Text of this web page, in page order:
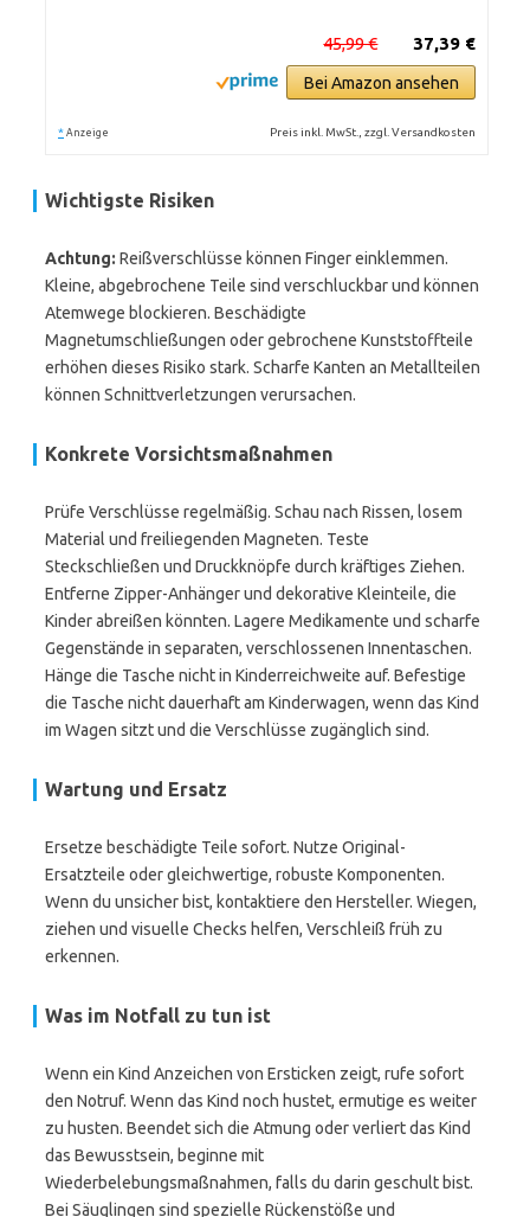
37,39 €
45,99 €
Bei Amazon ansehen
* Anzeige Preis inkl. MwSt., zzgl. Versandkosten
Wichtigste Risiken
Achtung: Reißverschlüsse können Finger einklemmen.
Kleine, abgebrochene Teile sind verschluckbar und können
Atemwege blockieren. Beschädigte
Magnetumschließungen oder gebrochene Kunststoffteile
erhöhen dieses Risiko stark. Scharfe Kanten an Metallteilen
können Schnittverletzungen verursachen.
Konkrete Vorsichtsmaßnahmen
Prüfe Verschlüsse regelmäßig. Schau nach Rissen, losem
Material und freiliegenden Magneten. Teste
Steckschließen und Druckknöpfe durch kräftiges Ziehen.
Entferne Zipper-Anhänger und dekorative Kleinteile, die
Kinder abreißen könnten. Lagere Medikamente und scharfe
Gegenstände in separaten, verschlossenen Innentaschen.
Hänge die Tasche nicht in Kinderreichweite auf. Befestige
die Tasche nicht dauerhaft am Kinderwagen, wenn das Kind
im Wagen sitzt und die Verschlüsse zugänglich sind.
Wartung und Ersatz
Ersetze beschädigte Teile sofort. Nutze Original-
Ersatzteile oder gleichwertige, robuste Komponenten.
Wenn du unsicher bist, kontaktiere den Hersteller. Wiegen,
ziehen und visuelle Checks helfen, Verschleiß früh zu
erkennen.
Was im Notfall zu tun ist
Wenn ein Kind Anzeichen von Ersticken zeigt, rufe sofort
den Notruf. Wenn das Kind noch hustet, ermutige es weiter
zu husten. Beendet sich die Atmung oder verliert das Kind
das Bewusstsein, beginne mit
Wiederbelebungsmaßnahmen, falls du darin geschult bist.
Bei Säuglingen sind spezielle Rückenstöße und